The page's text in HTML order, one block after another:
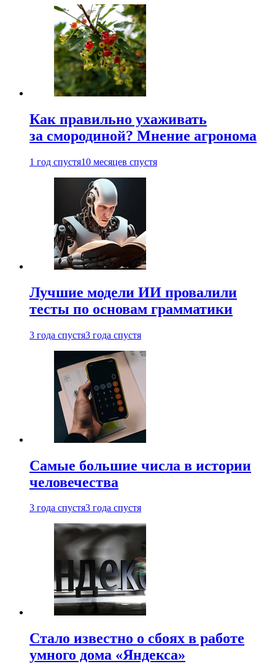
Как правильно ухаживать
за смородиной? Мнение агронома
1 год спустя10 месяцев спустя
Лучшие модели ИИ провалили
тесты по основам грамматики
3 года спустя3 года спустя
Самые большие числа в истории
человечества
3 года спустя3 года спустя
Стало известно о сбоях в работе
умного дома «Яндекса»